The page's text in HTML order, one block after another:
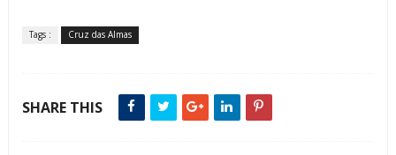
Tags : Cruz das Almas
SHARE THIS